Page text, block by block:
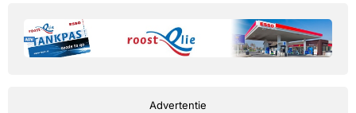
Advertentie